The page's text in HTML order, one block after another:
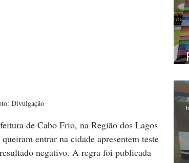
Divulgação
de Cabo Frio, na Região dos Lagos
entrar na cidade apresentem teste
negativo. A regra foi publicada